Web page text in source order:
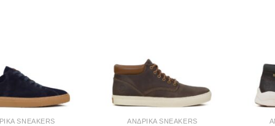
SNEAKERS ΑΝΔΡΙΚΆ SNEAKERS